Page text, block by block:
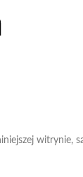
witrynie,